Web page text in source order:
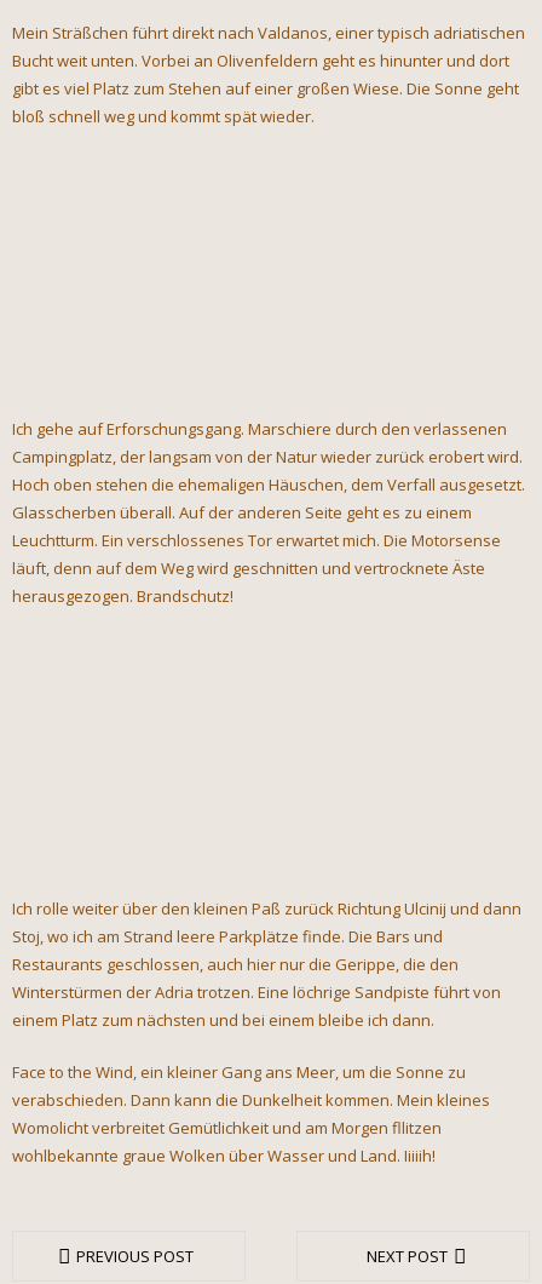
Mein Sträßchen führt direkt nach Valdanos, einer typisch adriatischen
Bucht weit unten. Vorbei an Olivenfeldern geht es hinunter und dort
gibt es viel Platz zum Stehen auf einer großen Wiese. Die Sonne geht
bloß schnell weg und kommt spät wieder.
Ich gehe auf Erforschungsgang. Marschiere durch den verlassenen
Campingplatz, der langsam von der Natur wieder zurück erobert wird.
Hoch oben stehen die ehemaligen Häuschen, dem Verfall ausgesetzt.
Glasscherben überall. Auf der anderen Seite geht es zu einem
Leuchtturm. Ein verschlossenes Tor erwartet mich. Die Motorsense
läuft, denn auf dem Weg wird geschnitten und vertrocknete Äste
herausgezogen. Brandschutz!
Ich rolle weiter über den kleinen Paß zurück Richtung Ulcinij und dann
Stoj, wo ich am Strand leere Parkplätze finde. Die Bars und
Restaurants geschlossen, auch hier nur die Gerippe, die den
Winterstürmen der Adria trotzen. Eine löchrige Sandpiste führt von
einem Platz zum nächsten und bei einem bleibe ich dann.
Face to the Wind, ein kleiner Gang ans Meer, um die Sonne zu
verabschieden. Dann kann die Dunkelheit kommen. Mein kleines
Womolicht verbreitet Gemütlichkeit und am Morgen fllitzen
wohlbekannte graue Wolken über Wasser und Land. Iiiiih!
PREVIOUS POST NEXT POST